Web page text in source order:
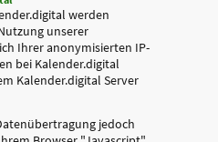
werden
unserer
Ihrer anonymisierten IP-
bei Kalender.digital
Kalender.digital Server
jedoch